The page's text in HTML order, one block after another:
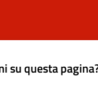
su questa